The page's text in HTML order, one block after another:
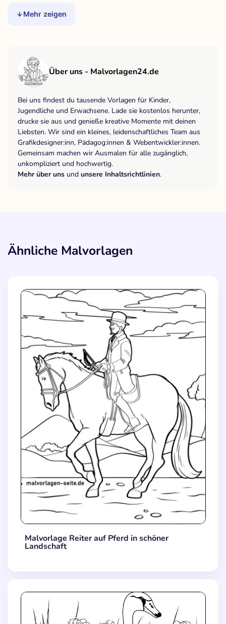
Mehr zeigen
Über uns - Malvorlagen24.de
Bei uns findest du tausende Vorlagen für Kinder,
Jugendliche und Erwachsene. Lade sie kostenlos herunter,
drucke sie aus und genieße kreative Momente mit deinen
Liebsten. Wir sind ein kleines, leidenschaftliches Team aus
Grafikdesigner:inn, Pädagog:innen & Webentwickler:innen.
Gemeinsam machen wir Ausmalen für alle zugänglich,
unkompliziert und hochwertig.
Mehr über uns und unsere Inhaltsrichtlinien.
Ähnliche Malvorlagen
Malvorlage Reiter auf Pferd in schöner
Landschaft